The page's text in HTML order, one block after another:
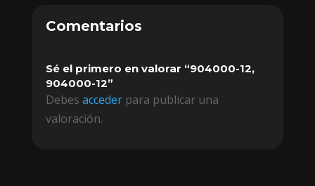
Comentarios
Sé el primero en valorar “904000-12,
904000-12”
Debes accederpara publicar una
valoración.